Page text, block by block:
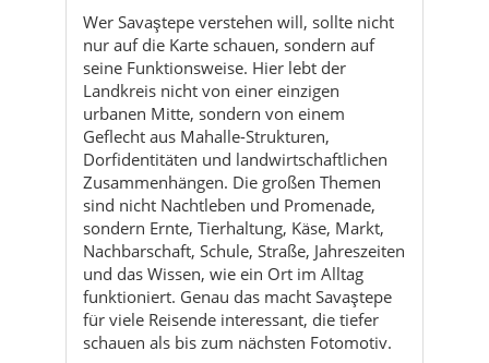
Wer Savaştepe verstehen will, sollte nicht
nur auf die Karte schauen, sondern auf
seine Funktionsweise. Hier lebt der
Landkreis nicht von einer einzigen
urbanen Mitte, sondern von einem
Geflecht aus Mahalle-Strukturen,
Dorfidentitäten und landwirtschaftlichen
Zusammenhängen. Die großen Themen
sind nicht Nachtleben und Promenade,
sondern Ernte, Tierhaltung, Käse, Markt,
Nachbarschaft, Schule, Straße, Jahreszeiten
und das Wissen, wie ein Ort im Alltag
funktioniert. Genau das macht Savaştepe
für viele Reisende interessant, die tiefer
schauen als bis zum nächsten Fotomotiv.